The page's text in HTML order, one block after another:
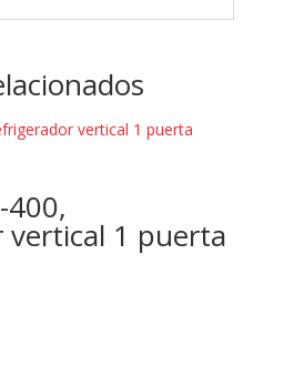
400,
vertical 1 puerta